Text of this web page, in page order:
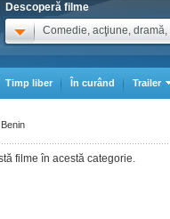
Descoperă filme
Comedie, acţiune, dramă,
Timp liber În curând Trailer
filme în acestă categorie.